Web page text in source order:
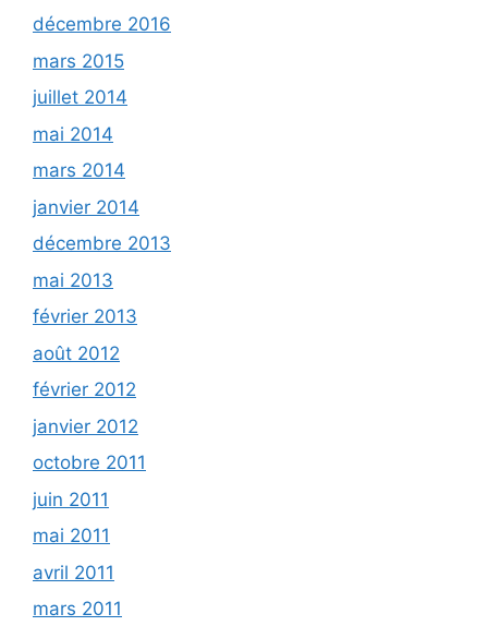
décembre 2016
mars 2015
juillet 2014
mai 2014
mars 2014
janvier 2014
décembre 2013
mai 2013
février 2013
août 2012
février 2012
janvier 2012
octobre 2011
juin 2011
mai 2011
avril 2011
mars 2011